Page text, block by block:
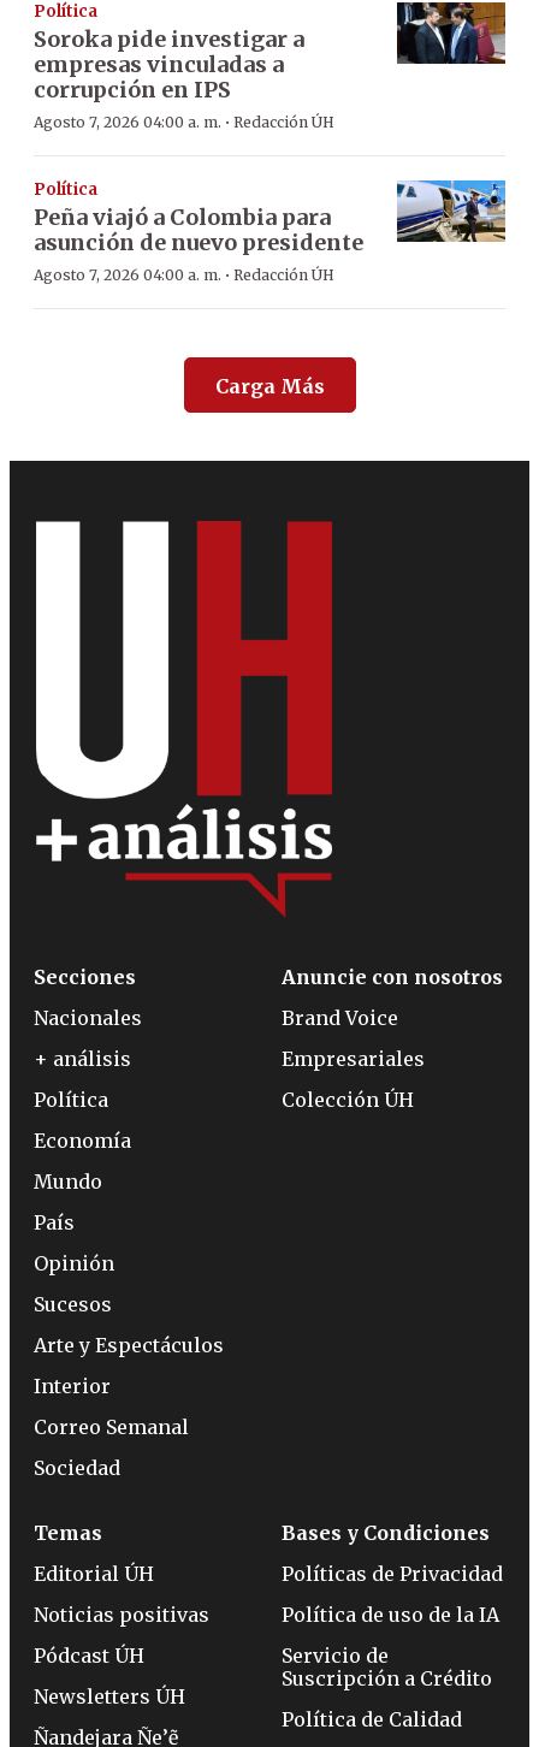
Política
Soroka pide investigar a
empresas vinculadas a
corrupción en IPS
Agosto 7, 2026 04:00 a. m. · Redacción ÚH
Política
Peña viajó a Colombia para
asunción de nuevo presidente
Agosto 7, 2026 04:00 a. m. · Redacción ÚH
Carga Más
Secciones
Nacionales
+ análisis
Política
Economía
Mundo
País
Opinión
Sucesos
Arte y Espectáculos
Interior
Correo Semanal
Sociedad
Anuncie con nosotros
Brand Voice
Empresariales
Colección ÚH
Temas
Editorial ÚH
Noticias positivas
Pódcast ÚH
Newsletters ÚH
Ñandejara Ñe’ẽ
Bases y Condiciones
Políticas de Privacidad
Política de uso de la IA
Servicio de
Suscripción a Crédito
Política de Calidad